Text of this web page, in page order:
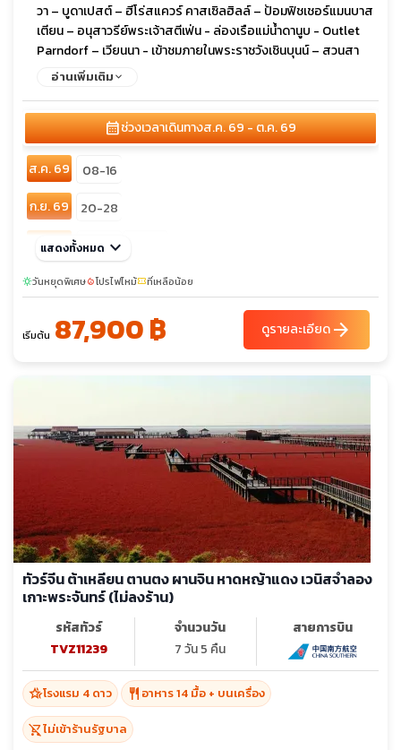
วา – บูดาเปสต์ – ฮีโร่สแควร์ คาสเซิลฮิลล์ – ป้อมฟิชเชอร์แมนบาส
เตียน – อนุสาวรีย์พระเจ้าสตีเฟ่น - ล่องเรือแม่น้ำดานูบ - Outlet
Parndorf – เวียนนา - เข้าชมภายในพระราชวังเชินบุนน์ – สวนสา
ธารณะสตัดปาร์ค – มหาวิหาร เซนต์สตีเฟน – คาร์ทเนอร์สตรีท – หมู่
นอยชวานสไตน์ – ฟุสเซ่น - มิวนิค – มาเรียนพลัทซ์ – ช้อปปิ้ง
อ่านเพิ่มเติม
calendar_monthช่วงเวลาเดินทางส.ค. 69 - ต.ค. 69
ส.ค. 69
08-16
ก.ย. 69
20-28
ต.ค. 69
12-20
แสดงทั้งหมด keyboard_arrow_down
sunnyวันหยุดพิเศษlocal_fire_departmentโปรไฟไหม้confirmation_numberที่เหลือน้อย
เริ่มต้น 87,900 ฿ ดูรายละเอียดarrow_forward
ทัวร์จีน ต้าเหลียน ตานตง ผานจิน หาดหญ้าแดง เวนิสจำลอง
เกาะพระจันทร์ (ไม่ลงร้าน)
รหัสทัวร์
TVZ11239
จำนวนวัน
7 วัน 5 คืน
สายการบิน
hotel_classโรงแรม 4 ดาว restaurant อาหาร 14 มื้อ + บนเครื่อง
shopping_cart_offไม่เข้าร้านรัฐบาล